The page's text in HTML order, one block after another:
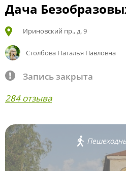
Дача
Ириновский пр., д. 9
Столбова Наталья Павловна
Запись закрыта
284 отзыва